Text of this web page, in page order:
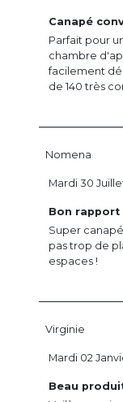
Canapé
Parfait pour
chambre
facilement
de 140 très
Nomena
Bon rapport
Super
pas trop de
espaces !
Mardi 30
Virginie
Beau
Mardi 02